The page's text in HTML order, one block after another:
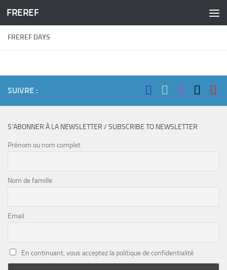
Skip to content
FREREF
FREREF DAYS
SUIVRE :
S’ABONNER À LA NEWSLETTER / SUBSCRIBE TO NEWSLETTER
Prénom ou nom complet
Nom de famille
Email
En continuant, vous acceptez la politique de confidentialité